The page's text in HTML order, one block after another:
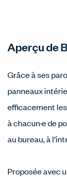
Aperçu de
Grâce à ses
panneaux
efficacement
à chacun·e de
au bureau, à
Proposée avec